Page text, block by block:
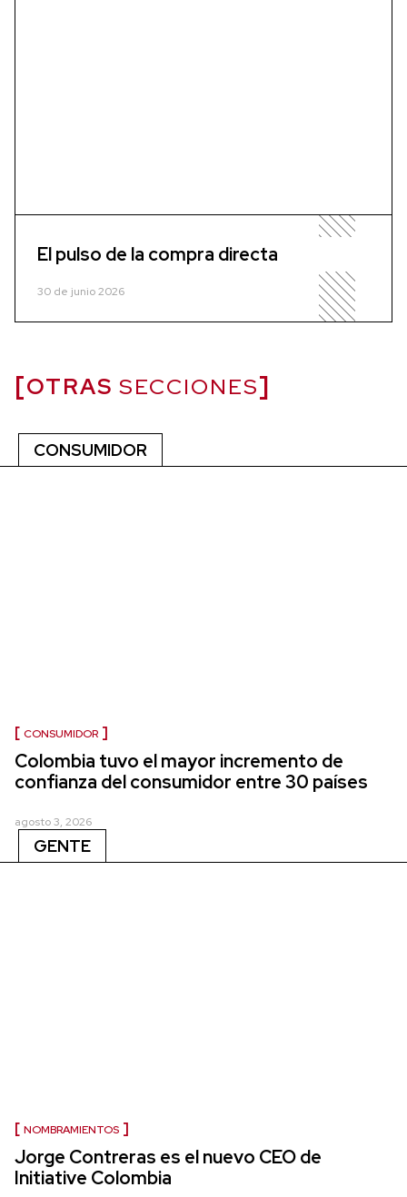
El pulso de la compra directa
30 de junio 2026
OTRAS SECCIONES
CONSUMIDOR
CONSUMIDOR
Colombia tuvo el mayor incremento de
confianza del consumidor entre 30 países
agosto 3, 2026
GENTE
NOMBRAMIENTOS
Jorge Contreras es el nuevo CEO de
Initiative Colombia